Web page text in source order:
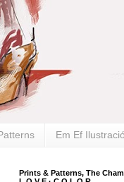
Em Ef
Prints & Patterns, The